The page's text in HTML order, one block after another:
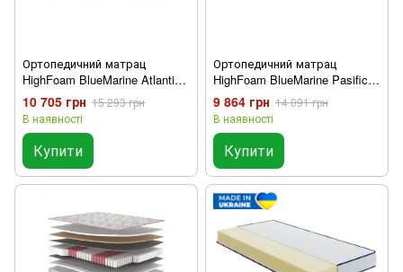
Ортопедичний матрац
HighFoam BlueMarine Atlantico
90х190
10 705 грн 15 293 грн
В наявності
Купити
Ортопедичний матрац
HighFoam BlueMarine Pasifico
90х190
9 864 грн 14 091 грн
В наявності
Купити